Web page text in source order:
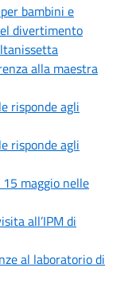
bambini e
divertimento
alla maestra
risponde agli
risponde agli
maggio nelle
all’IPM di
al laboratorio di